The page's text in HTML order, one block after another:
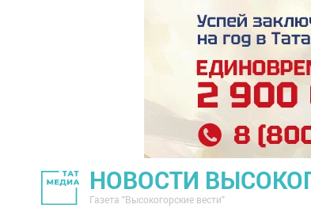
НОВОСТИ
Газета "Высокогорские вести"